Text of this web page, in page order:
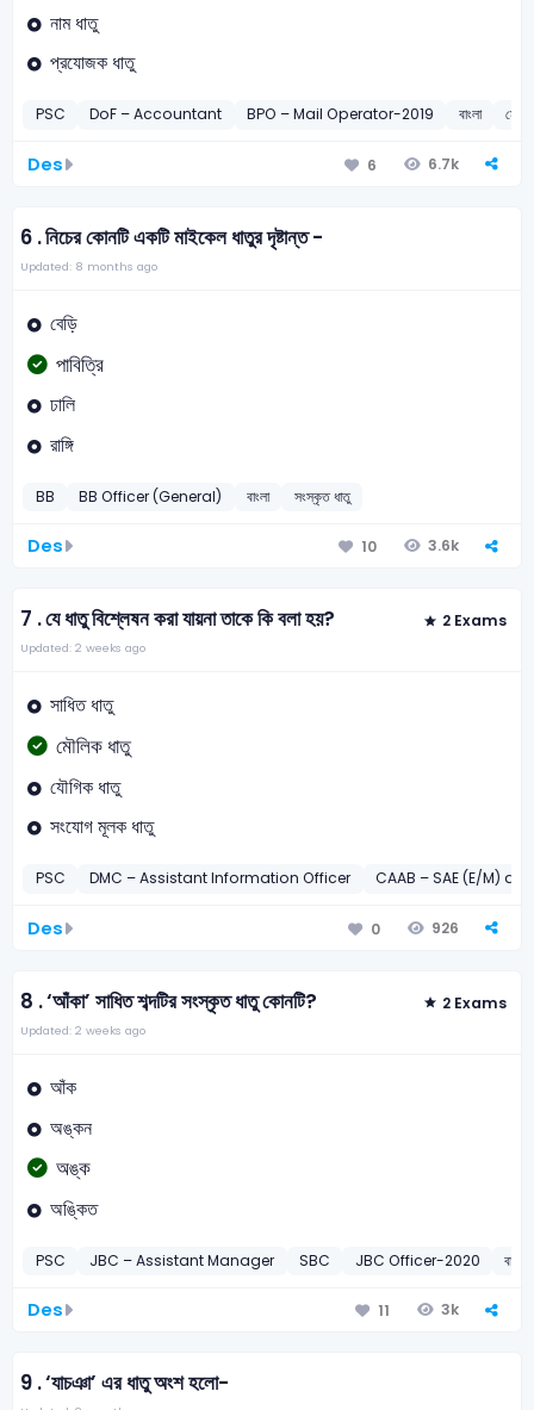
নাম ধাতু
প্রযোজক ধাতু
PSC DoF – Accountant BPO – Mail Operator-2019 বাংলা
Des 6 6.7k
6 .নিচের কোনটি একটি মাইকেল ধাতুর দৃষ্টান্ত -
Updated: 8 months ago
বেড়ি
পাবিত্রি
ঢালি
রাঙ্গি
BB BB Officer (General) বাংলা সংস্কৃত ধাতু
Des 10 3.6k
7 .যে ধাতু বিশ্লেষন করা যায়না তাকে কি বলা হয়? 2 Exams
Updated: 2 weeks ago
সাধিত ধাতু
মৌলিক ধাতু
যৌগিক ধাতু
সংযোগ মূলক ধাতু
PSC DMC – Assistant Information Officer CAAB – SAE (E/M)
Des 0 926
8 .‘আঁকা’ সাধিত শব্দটির সংস্কৃত ধাতু কোনটি? 2 Exams
Updated: 2 weeks ago
আঁক
অঙ্কন
অঙ্ক
অঙ্কিত
PSC JBC – Assistant Manager SBC JBC Officer-2020 বাংলা
Des 11 3k
9 .‘যাচঞা’ এর ধাতু অংশ হলো-